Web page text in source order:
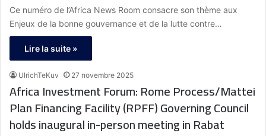
Ce numéro de l’Africa News Room consacre son thème aux
Enjeux de la bonne gouvernance et de la lutte contre…
Lire la suite »
UlrichTeKuv 27 novembre 2025
Africa Investment Forum: Rome Process/Mattei
Plan Financing Facility (RPFF) Governing Council
holds inaugural in-person meeting in Rabat